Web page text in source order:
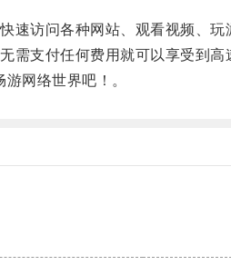
问各种网站、观看视频、玩
支付任何费用就可以享受到高
网络世界吧！。